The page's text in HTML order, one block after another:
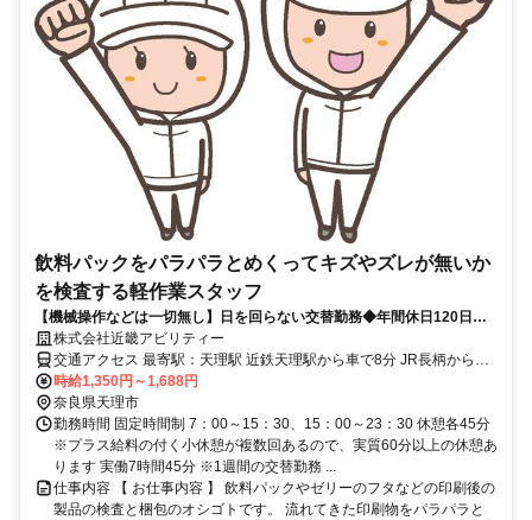
飲料パックをパラパラとめくってキズやズレが無いか
を検査する軽作業スタッフ
【機械操作などは一切無し】日を回らない交替勤務◆年間休日120日◆
空調完備で快適な職場！ 20～50代の男女スタッフさんが活躍中 日
払い週払いOK
株式会社近畿アビリティー
交通アクセス 最寄駅：天理駅 近鉄天理駅から車で8分 JR長柄から車
で5分程 桜井市から車で15分程 大和郡山市から車で30分程 奈良市か
ら20分～ 橿原市、大和高田市、北葛城郡王寺町、北葛城郡広陵町、
北葛城郡河合町、北葛城郡上牧町、生駒郡安堵町からもアクセス◎
車・バイク・自転車通勤ＯＫ！ （無料駐車場あり）
時給1,350円～1,688円
奈良県天理市
勤務時間 固定時間制 7：00～15：30、15：00～23：30 休憩各45分
※プラス給料の付く小休憩が複数回あるので、実質60分以上の休憩あ
ります 実働7時間45分 ※1週間の交替勤務 ...
仕事内容 【 お仕事内容 】 飲料パックやゼリーのフタなどの印刷後の
製品の検査と梱包のオシゴトです。 流れてきた印刷物をパラパラと